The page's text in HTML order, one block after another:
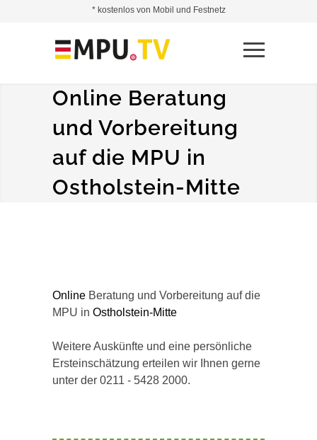
Online Beratung
und Vorbereitung
auf die MPU in
Ostholstein-Mitte
Online Beratung und Vorbereitung auf die
MPU in Ostholstein-Mitte
Weitere Auskünfte und eine persönliche
Ersteinschätzung erteilen wir Ihnen gerne
unter der 0211 - 5428 2000.
* kostenlos von Mobil und Festnetz